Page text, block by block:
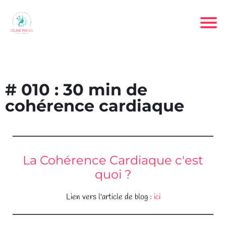
# 010 : 30 min de
cohérence cardiaque
La Cohérence Cardiaque c'est
quoi ?
Lien vers l'article de blog : ici